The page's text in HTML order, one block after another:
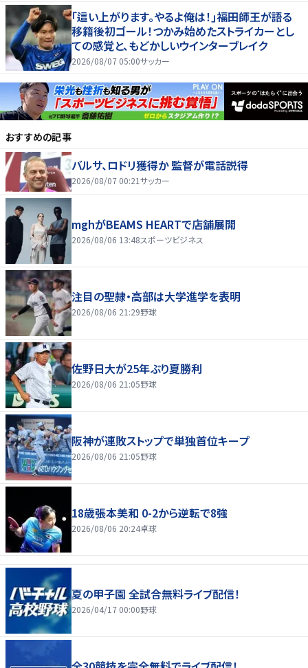
｢這い上がります。やるよ俺は！｣福田師王が語る
移籍後初ゴール！つかみ始めたストライカーとし
ての感覚と、もどかしいウインターブレイク
2026/08/07 05:00サッカー
おすすめの記事
バルサ、ロドリ獲得か 監督が電話説得
2026/08/07 00:21サッカー
mghがBEAMS HEARTで店舗展開
2026/08/06 13:48スポーツビジネス
注目の聖隷・高部は大学進学を表明
2026/08/06 21:29野球
佐野日大が25年ぶり夏勝利
2026/08/06 21:05野球
阪神が連敗ストップで単独首位キープ
2026/08/06 21:05野球
18歳張本美和 0-2から逆転で8強
2026/08/06 20:24卓球
夏の甲子園 全試合無料ライブ配信！
2026/04/17 00:00野球